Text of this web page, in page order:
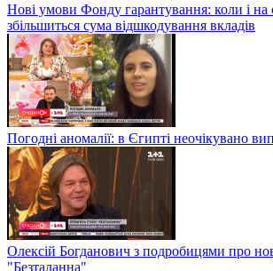
Нові умови Фонду гарантування: коли і на
збільшиться сума відшкодування вкладів
Погодні аномалії: в Єгипті неочікувано
Олексій Богданович з подробицями про
"Безталанна"